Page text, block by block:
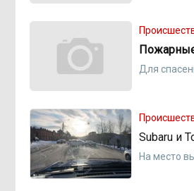
Пожарные
Для
Subaru и
На место